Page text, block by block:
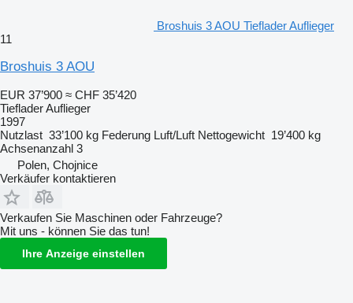
Broshuis 3 AOU Tieflader Auflieger
11
Broshuis 3 AOU
EUR 37’900 ≈ CHF 35’420
Tieflader Auflieger
1997
Nutzlast 33’100 kg Federung Luft/Luft Nettogewicht 19’400 kg
Achsenanzahl 3
Polen, Chojnice
Verkäufer kontaktieren
Verkaufen Sie Maschinen oder Fahrzeuge?
Mit uns - können Sie das tun!
Ihre Anzeige einstellen